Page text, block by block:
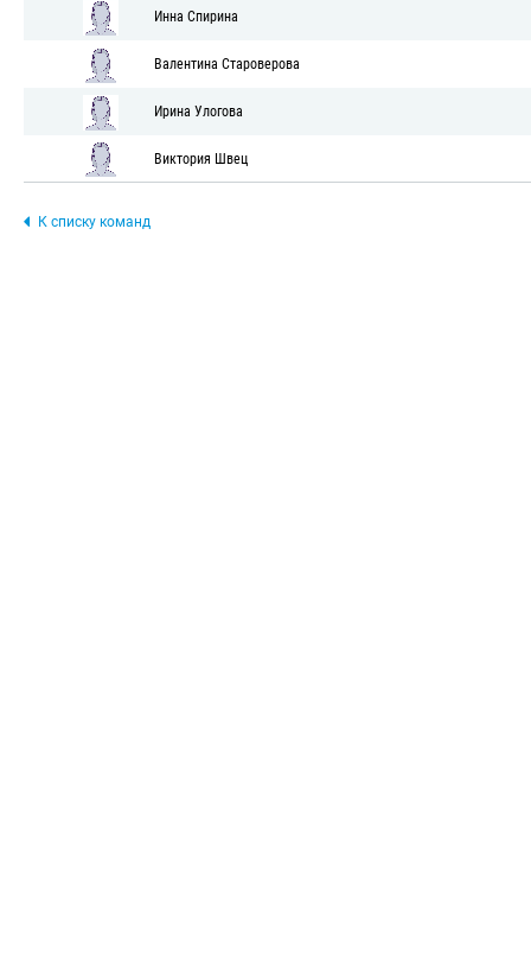
Инна Спирина
Валентина Староверова
Ирина Улогова
Виктория Швец
К списку команд